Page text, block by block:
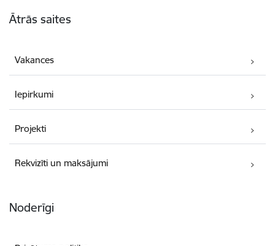
Ātrās saites
Vakances
Iepirkumi
Projekti
Rekvizīti un maksājumi
Noderīgi